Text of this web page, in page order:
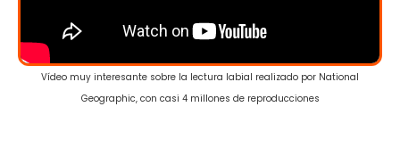
Vídeo muy interesante sobre la lectura labial realizado por National
Geographic, con casi 4 millones de reproducciones